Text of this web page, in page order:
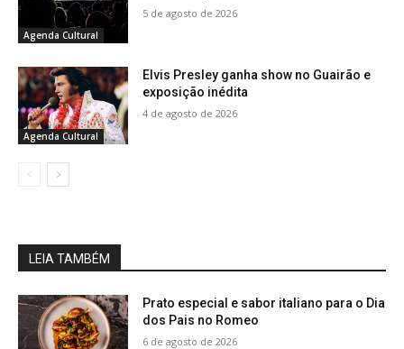
Agenda Cultural
5 de agosto de 2026
Agenda Cultural
Elvis Presley ganha show no Guairão e
exposição inédita
4 de agosto de 2026
LEIA TAMBÉM
Prato especial e sabor italiano para o Dia
dos Pais no Romeo
6 de agosto de 2026